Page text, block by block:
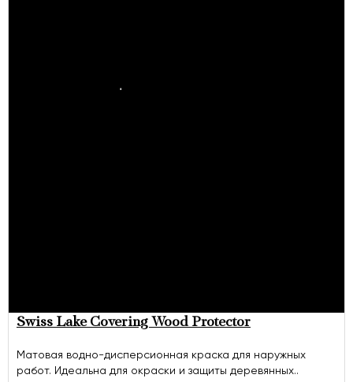
Swiss Lake Covering Wood Protector
Матовая водно-дисперсионная краска для наружных
работ. Идеальна для окраски и защиты деревянных..